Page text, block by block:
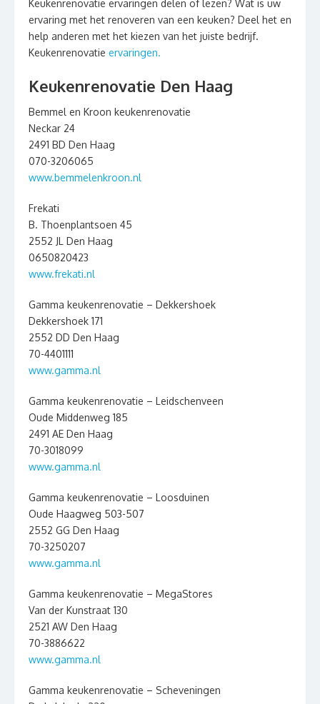
Keukenrenovatie ervaringen delen of lezen? Wat is uw
ervaring met het renoveren van een keuken? Deel het en
help anderen met het kiezen van het juiste bedrijf.
Keukenrenovatie ervaringen.
Keukenrenovatie Den Haag
Bemmel en Kroon keukenrenovatie
Neckar 24
2491 BD Den Haag
070-3206065
www.bemmelenkroon.nl
Frekati
B. Thoenplantsoen 45
2552 JL Den Haag
0650820423
www.frekati.nl
Gamma keukenrenovatie – Dekkershoek
Dekkershoek 171
2552 DD Den Haag
70-4401111
www.gamma.nl
Gamma keukenrenovatie – Leidschenveen
Oude Middenweg 185
2491 AE Den Haag
70-3018099
www.gamma.nl
Gamma keukenrenovatie – Loosduinen
Oude Haagweg 503-507
2552 GG Den Haag
70-3250207
www.gamma.nl
Gamma keukenrenovatie – MegaStores
Van der Kunstraat 130
2521 AW Den Haag
70-3886622
www.gamma.nl
Gamma keukenrenovatie – Scheveningen